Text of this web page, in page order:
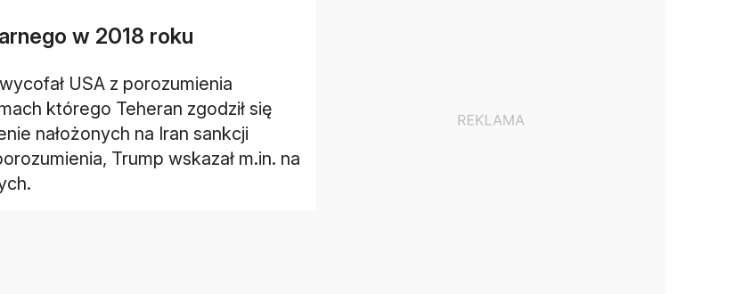
w 2018 roku
USA z porozumienia
którego Teheran zgodził się
nałożonych na Iran sankcji
Trump wskazał m.in. na